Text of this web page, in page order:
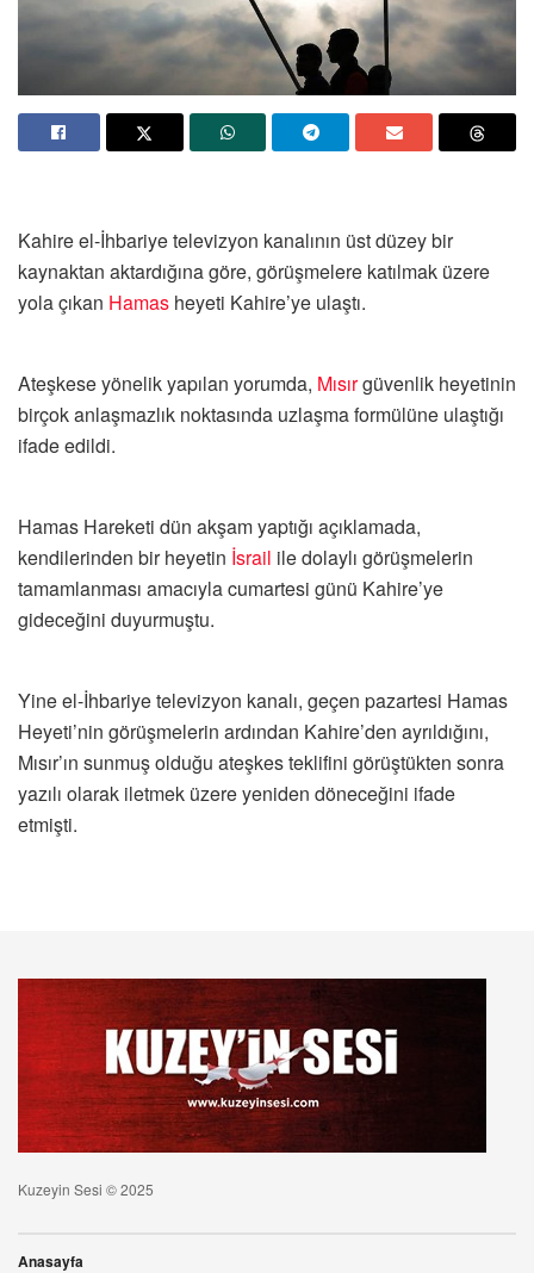
Kahire el-İhbariye televizyon kanalının üst düzey bir
kaynaktan aktardığına göre, görüşmelere katılmak üzere
yola çıkan Hamas heyeti Kahire’ye ulaştı.
Ateşkese yönelik yapılan yorumda, Mısırgüvenlik heyetinin
birçok anlaşmazlık noktasında uzlaşma formülüne ulaştığı
ifade edildi.
Hamas Hareketi dün akşam yaptığı açıklamada,
kendilerinden bir heyetin İsrail ile dolaylı görüşmelerin
tamamlanması amacıyla cumartesi günü Kahire’ye
gideceğini duyurmuştu.
Yine el-İhbariye televizyon kanalı, geçen pazartesi Hamas
Heyeti’nin görüşmelerin ardından Kahire’den ayrıldığını,
Mısır’ın sunmuş olduğu ateşkes teklifini görüştükten sonra
yazılı olarak iletmek üzere yeniden döneceğini ifade
etmişti.
Kuzeyin Sesi © 2025
Anasayfa